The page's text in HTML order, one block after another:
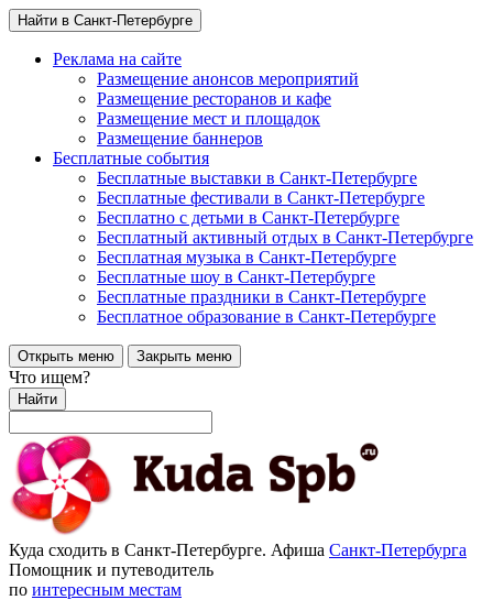
Найти в Санкт-Петербурге
Реклама на сайте
Размещение анонсов мероприятий
Размещение ресторанов и кафе
Размещение мест и площадок
Размещение баннеров
Бесплатные события
Бесплатные выставки в Санкт-Петербурге
Бесплатные фестивали в Санкт-Петербурге
Бесплатно с детьми в Санкт-Петербурге
Бесплатный активный отдых в Санкт-Петербурге
Бесплатная музыка в Санкт-Петербурге
Бесплатные шоу в Санкт-Петербурге
Бесплатные праздники в Санкт-Петербурге
Бесплатное образование в Санкт-Петербурге
Открыть меню Закрыть меню
Что ищем?
Найти
Куда сходить в Санкт-Петербурге. Афиша Санкт-Петербурга
Помощник и путеводитель
по интересным местам